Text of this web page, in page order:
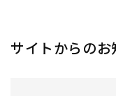
サイトからのお